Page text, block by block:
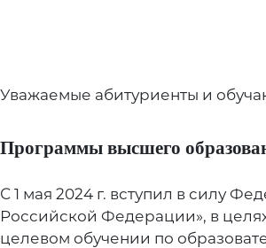
Уважаемые абитуриенты и
Программы высшего
С 1 мая 2024 г. вступил в силу
Российской Федерации», в
целевом обучении по